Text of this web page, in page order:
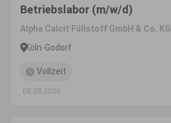
Betriebslabor (m/w/d)
Alpha Calcit Füllstoff GmbH & Co. KG
Köln-Godorf
Vollzeit
08.08.2026